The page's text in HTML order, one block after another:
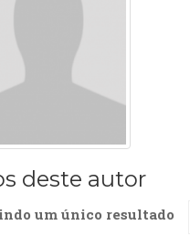
Treinamento e RH (65)
deste autor
um único resultado